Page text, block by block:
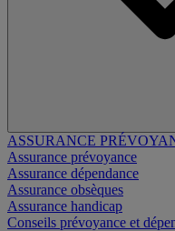
ASSURANCE
Assurance prévoyance
Assurance dépendance
Assurance obsèques
Assurance handicap
Conseils prévoyance et